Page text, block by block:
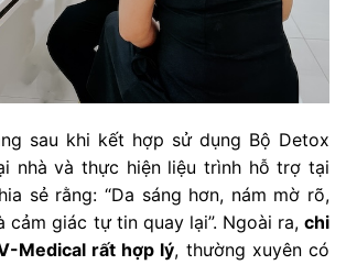
sau khi kết hợp sử dụng Bộ Detox
nhà và thực hiện liệu trình hỗ trợ tại
sẻ rằng: “Da sáng hơn, nám mờ rõ,
cảm giác tự tin quay lại”. Ngoài ra, chi
Medical rất hợp lý, thường xuyên có